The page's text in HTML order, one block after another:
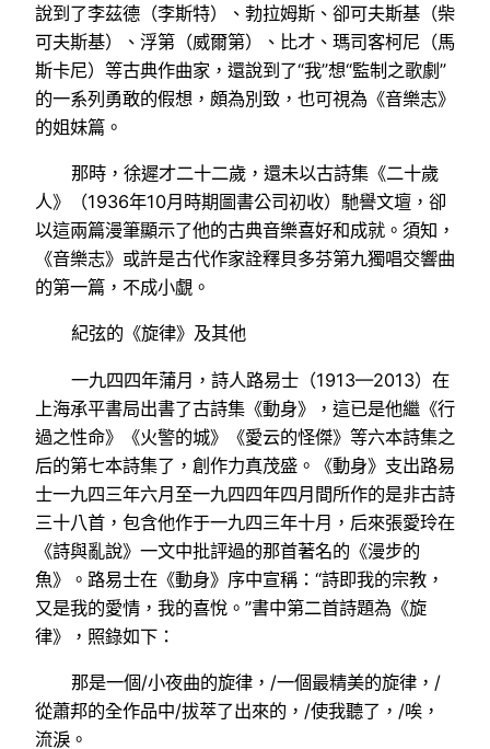
說到了李茲德（李斯特）、勃拉姆斯、卻可夫斯基（柴
可夫斯基）、浮第（威爾第）、比才、瑪司客柯尼（馬
斯卡尼）等古典作曲家，還說到了“我”想“監制之歌劇”
的一系列勇敢的假想，頗為別致，也可視為《音樂志》
的姐妹篇。
那時，徐遲才二十二歲，還未以古詩集《二十歲
人》（1936年10月時期圖書公司初收）馳譽文壇，卻
以這兩篇漫筆顯示了他的古典音樂喜好和成就。須知，
《音樂志》或許是古代作家詮釋貝多芬第九獨唱交響曲
的第一篇，不成小覷。
紀弦的《旋律》及其他
一九四四年蒲月，詩人路易士（1913—2013）在
上海承平書局出書了古詩集《動身》，這已是他繼《行
過之性命》《火警的城》《愛云的怪傑》等六本詩集之
后的第七本詩集了，創作力真茂盛。《動身》支出路易
士一九四三年六月至一九四四年四月間所作的是非古詩
三十八首，包含他作于一九四三年十月，后來張愛玲在
《詩與亂說》一文中批評過的那首著名的《漫步的
魚》。路易士在《動身》序中宣稱：“詩即我的宗教，
又是我的愛情，我的喜悅。”書中第二首詩題為《旋
律》，照錄如下：
那是一個/小夜曲的旋律，/一個最精美的旋律，/
從蕭邦的全作品中/拔萃了出來的，/使我聽了，/唉，
流淚。